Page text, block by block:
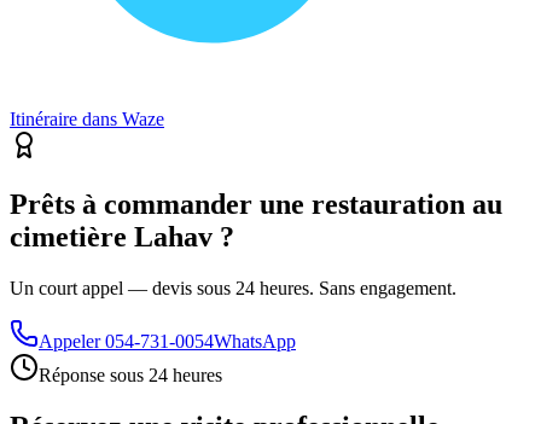
Itinéraire dans Waze
Prêts à commander une restauration au
cimetière Lahav ?
Un court appel — devis sous 24 heures. Sans engagement.
Appeler 054-731-0054WhatsApp
Réponse sous 24 heures